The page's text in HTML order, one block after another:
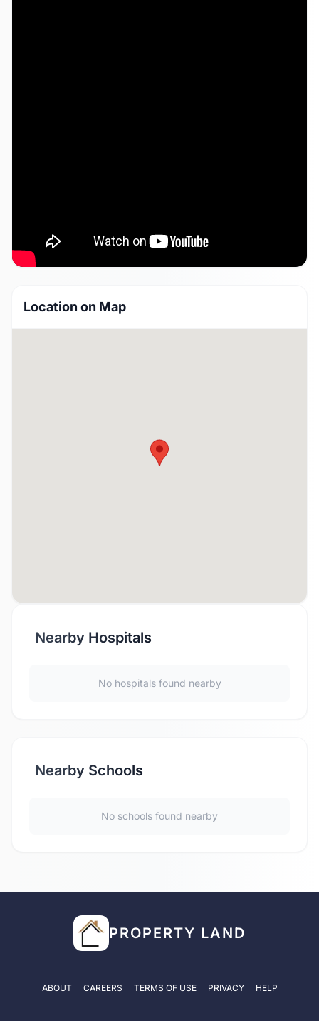
Location on Map
Nearby Hospitals
No hospitals found nearby
Nearby Schools
No schools found nearby
PROPERTY LAND
ABOUT CAREERS TERMS OF USE PRIVACY HELP